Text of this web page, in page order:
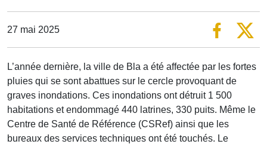
27 mai 2025
L’année dernière, la ville de Bla a été affectée par les fortes
pluies qui se sont abattues sur le cercle provoquant de
graves inondations. Ces inondations ont détruit 1 500
habitations et endommagé 440 latrines, 330 puits. Même le
Centre de Santé de Référence (CSRef) ainsi que les
bureaux des services techniques ont été touchés. Le